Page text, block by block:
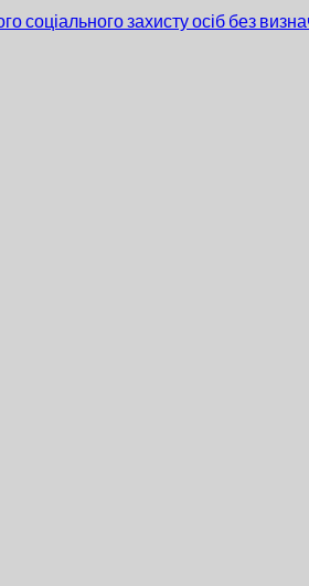
захисту осіб без